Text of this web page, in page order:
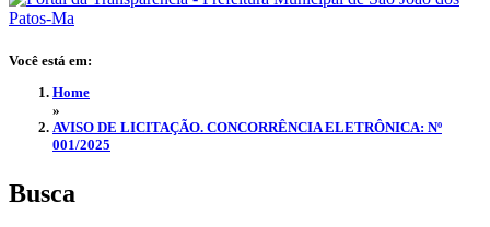
Você está em:
Home
»
AVISO DE LICITAÇÃO. CONCORRÊNCIA ELETRÔNICA: Nº
001/2025
Busca